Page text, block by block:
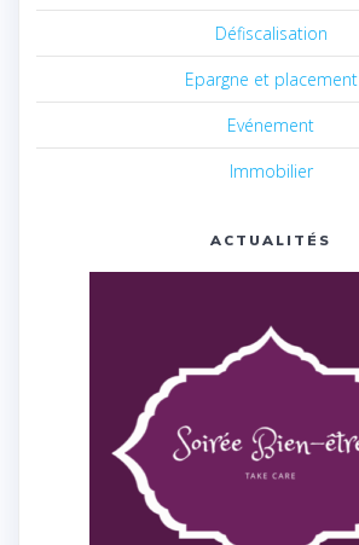
Défiscalisation
Epargne et placement
Evénement
Immobilier
ACTUALITÉS